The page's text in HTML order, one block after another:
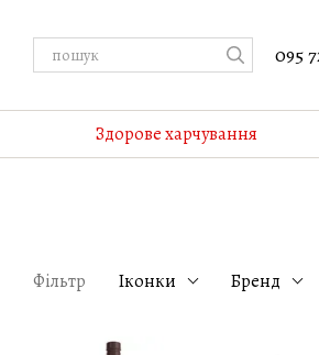
095
Здорове харчування
Фільтр Іконки Бренд